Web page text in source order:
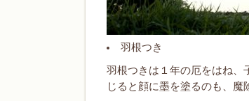
羽根つき
羽根つきは１年の厄をはね、
じると顔に墨を塗るのも、魔